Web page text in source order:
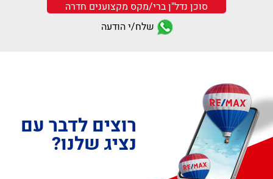
סוכן נדל"ן ברי/מקס מקצוענים חדרה
שלח/י הודעה
רוצים לדבר עם
נציג שלנו?